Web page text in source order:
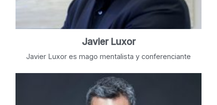
Javier Luxor
Javier Luxor es mago mentalista y conferenciante